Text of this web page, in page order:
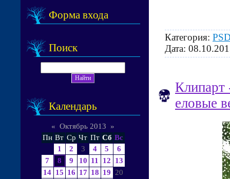
Форма входа
Поиск
Календарь
« Октябрь 2013
»
Пн Вт Ср Чт Пт Сб Вс
1
2 3 4 5
6
7
8 9 10 11 12
13
14 15 16 17 18 19
20
Категория:
Дата:
Клипарт
еловые